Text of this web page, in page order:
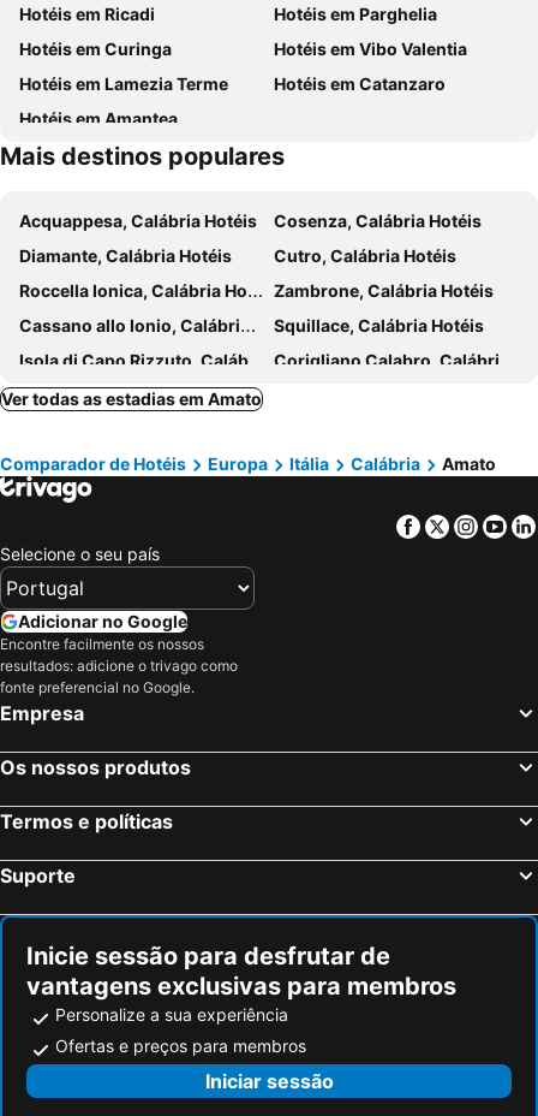
Hotéis em Ricadi
Hotéis em Parghelia
Hotéis em Curinga
Hotéis em Vibo Valentia
Hotéis em Lamezia Terme
Hotéis em Catanzaro
Hotéis em Amantea
Mais destinos populares
Acquappesa, Calábria Hotéis
Cosenza, Calábria Hotéis
Diamante, Calábria Hotéis
Cutro, Calábria Hotéis
Roccella Ionica, Calábria Hotéis
Zambrone, Calábria Hotéis
Cassano allo Ionio, Calábria Hotéis
Squillace, Calábria Hotéis
Isola di Capo Rizzuto, Calábria Hotéis
Corigliano Calabro, Calábria Hotéis
Simeri Crichi, Calábria Hotéis
Badolato, Calábria Hotéis
Crotone, Calábria Hotéis
Nicótera, Calábria Hotéis
Rende, Calábria Hotéis
Catania, Sicília Hotéis
Giardini-Naxos, Sicília Hotéis
Tropea, Calábria Hotéis
Capo Vaticano, Calábria Hotéis
Ricadi, Calábria Hotéis
Florença, Toscana Hotéis
Bolonha, Emília-Romanha Hotéis
Palermo, Sicília Hotéis
Ver todas as estadias em Amato
Comparador de Hotéis Europa Itália Calábria Amato
Facebook
Twitter
Selecione o seu país
Adicionar no Google
Encontre facilmente os nossos
resultados: adicione o trivago como
fonte preferencial no Google.
Empresa
Os nossos produtos
Termos e políticas
Suporte
Inicie sessão para desfrutar de
vantagens exclusivas para membros
Personalize a sua experiência
Ofertas e preços para membros
Iniciar sessão